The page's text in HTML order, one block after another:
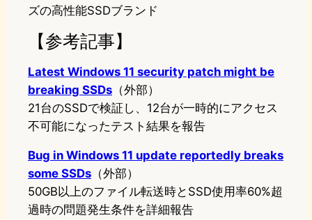
ズの高性能SSDブランド
【参考記事】
Latest Windows 11 security patch might be
breaking SSDs （外部）
21台のSSDで検証し、12台が一時的にアクセス
不可能になったテスト結果を報告
Bug in Windows 11 update reportedly breaks
some SSDs （外部）
50GB以上のファイル転送時とSSD使用率60%超
過時の問題発生条件を詳細報告